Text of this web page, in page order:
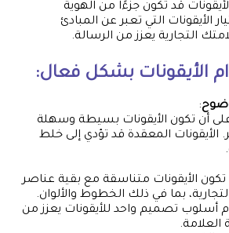
قد تكون جزءًا من الهوية
الأيقونات التي تعبر عن المبادئ
التجارية يعزز من الرسالة.
الأيقونات بشكل فعال:
:
أن تكون الأيقونات بسيطة وسهلة
الأيقونات المعقدة قد تؤدي إلى خلط
الأيقونات متناسقة مع بقية عناصر
بما في ذلك الخطوط والألوان.
أسلوب تصميم واحد للأيقونات يعزز من
العلامة.